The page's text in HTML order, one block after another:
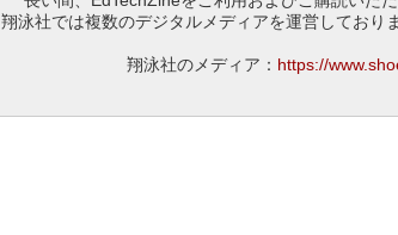
翔泳社では複数のデジタルメディアを運営しており
翔泳社のメディア： https://